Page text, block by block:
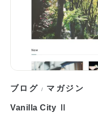
ブログ / マガジン
Vanilla City Ⅱ